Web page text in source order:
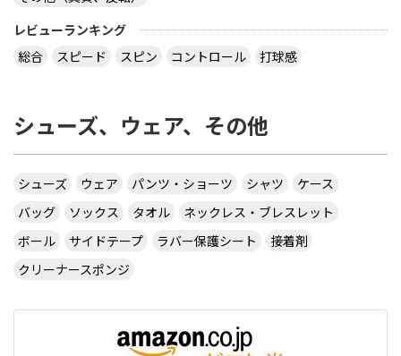
レビューランキング
総合
スピード スピン コントロール 打球感
シューズ、ウェア、その他
シューズ ウェア パンツ・ショーツ シャツ
ケース
バッグ
ソックス タオル
ネックレス・ブレスレット
ボール
サイドテープ ラバー保護シート
接着剤
クリーナースポンジ